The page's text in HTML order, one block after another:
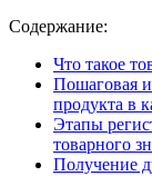
Содержание:
Что такое
Пошаговая
продукта в
Этапы
товарного
Получение